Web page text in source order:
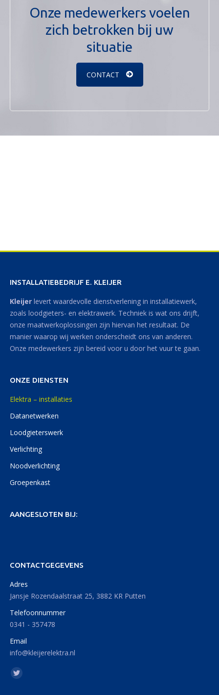
Onze medewerkers voelen
zich betrokken bij uw
situatie
CONTACT
INSTALLATIEBEDRIJF E. KLEIJER
Kleijer levert waardevolle dienstverlening in installatiewerk,
zoals loodgieters- en elektrawerk. Techniek is wat ons drijft,
onze maatwerkoplossingen zijn hiervan het resultaat. De
manier waarop wij werken onderscheidt ons van anderen.
Onze medewerkers zijn bereid voor u door het vuur te gaan.
ONZE DIENSTEN
Elektra – installaties
Datanetwerken
Loodgieterswerk
Verlichting
Noodverlichting
Groepenkast
AANGESLOTEN BIJ:
CONTACTGEGEVENS
Adres
Jansje Rozendaalstraat 25, 3882 KR Putten
Telefoonnummer
0341 - 357478
Email
info@kleijerelektra.nl
Vind ons op: